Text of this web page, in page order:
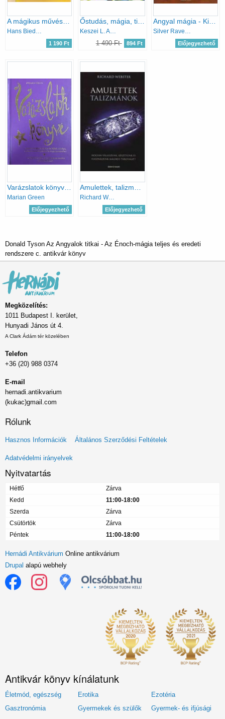
Hans Biedermann
1 190 Ft
Keszei L. András Szabó Péter
1 490 Ft 894 Ft
Angyal mágia - Kipróbált technikák, kreatív, hatékony módszerek
Silver RavenWolf
Előjegyezhető
Marian Green
Előjegyezhető
Richard Webster
Előjegyezhető
Donald Tyson Az Angyalok titkai - Az Énoch-mágia teljes és eredeti
rendszere c. antikvár könyv
Megközelítés:
1011 Budapest I. kerület,
Hunyadi János út 4.
A Clark Ádám tér közelében
Telefon
+36 (20) 988 0374
E-mail
hernadi.antikvarium
(kukac)gmail.com
Rólunk
Lábléc
menü
Hasznos Információk Általános Szerződési Feltételek
Adatvédelmi irányelvek
Nyitvatartás
Hétfő
Zárva
Kedd
11:00-18:00
Szerda
Zárva
Csütörtök
Zárva
Péntek
11:00-18:00
Hernádi Antikvárium Online antikvárium
Drupal alapú webhely
Antikvár könyv kínálatunk
Életmód, egészség Erotika
Ezotéria
Gasztronómia
Gyermekek és szülők
Gyermek- és ifjúsági